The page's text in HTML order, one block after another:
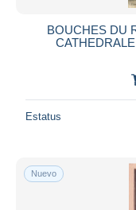
BOUCHES DU
Estatus
Nuevo